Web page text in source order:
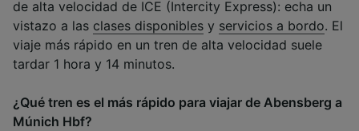
de alta velocidad de ICE (Intercity Express): echa un
vistazo a las clases disponibles y servicios a bordo. El
viaje más rápido en un tren de alta velocidad suele
tardar 1 hora y 14 minutos.
¿Qué tren es el más rápido para viajar de Abensberg a
Múnich Hbf?